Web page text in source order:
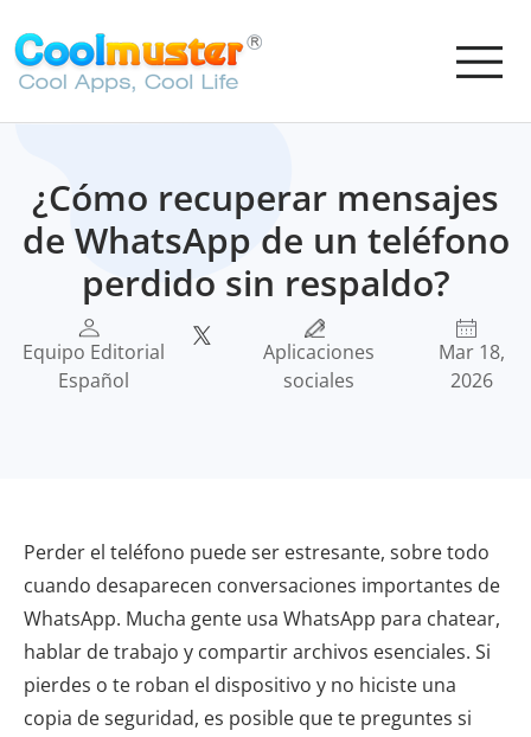
¿Cómo recuperar mensajes
de WhatsApp de un teléfono
perdido sin respaldo?
Equipo Editorial
Español
Aplicaciones
sociales
Mar 18,
2026
Perder el teléfono puede ser estresante, sobre todo
cuando desaparecen conversaciones importantes de
WhatsApp. Mucha gente usa WhatsApp para chatear,
hablar de trabajo y compartir archivos esenciales. Si
pierdes o te roban el dispositivo y no hiciste una
copia de seguridad, es posible que te preguntes si